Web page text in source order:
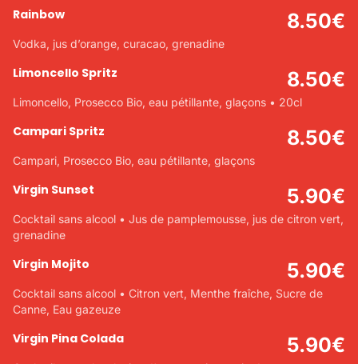
Rainbow 8.50€
Vodka, jus d’orange, curacao, grenadine
Limoncello Spritz 8.50€
Limoncello, Prosecco Bio, eau pétillante, glaçons • 20cl
Campari Spritz 8.50€
Campari, Prosecco Bio, eau pétillante, glaçons
Virgin Sunset 5.90€
Cocktail sans alcool • Jus de pamplemousse, jus de citron vert,
grenadine
Virgin Mojito 5.90€
Cocktail sans alcool • Citron vert, Menthe fraîche, Sucre de
Canne, Eau gazeuze
Virgin Pina Colada 5.90€